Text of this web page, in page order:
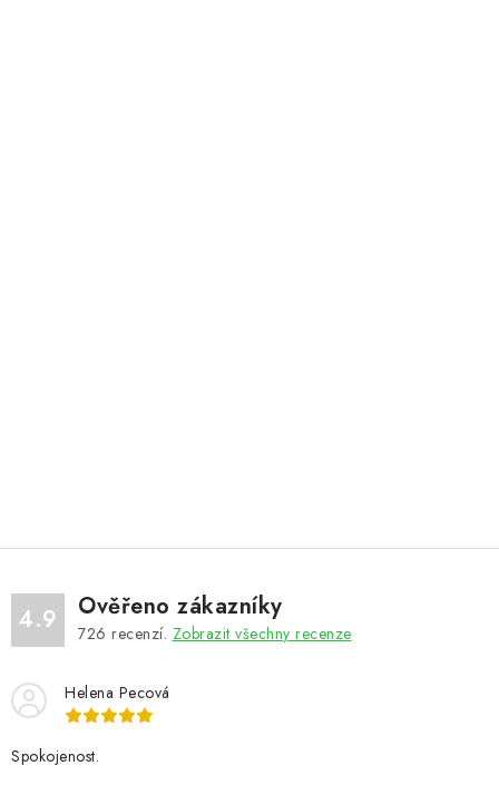
4.9 Ověřeno zákazníky
726 recenzí. Zobrazit všechny recenze
Helena Pecová
Spokojenost.